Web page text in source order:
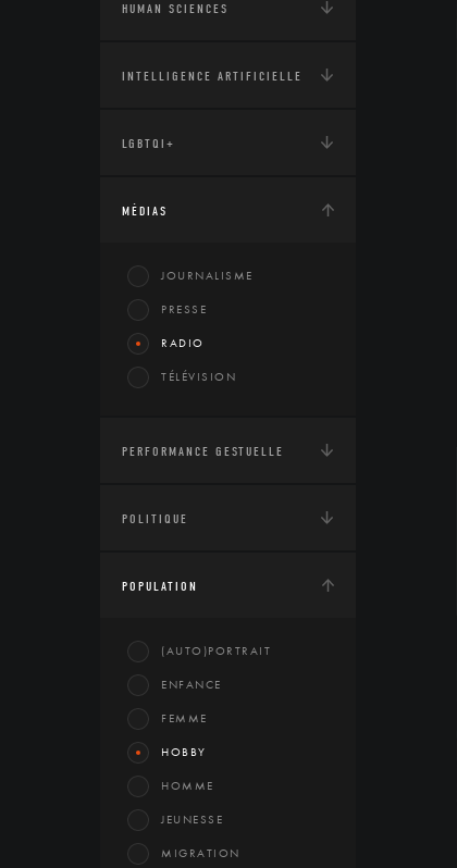
HUMAN SCIENCES
INTELLIGENCE ARTIFICIELLE
LGBTQI+
MÉDIAS
JOURNALISME
PRESSE
RADIO
TÉLÉVISION
PERFORMANCE GESTUELLE
POLITIQUE
POPULATION
(AUTO)PORTRAIT
ENFANCE
FEMME
HOBBY
HOMME
JEUNESSE
MIGRATION